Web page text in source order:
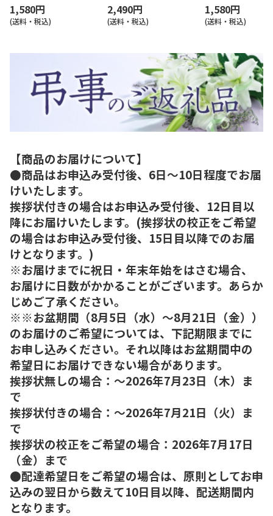
1,580円
(送料・税込)
2,490円
(送料・税込)
1,580円
(送料・税込)
【商品のお届けについて】
●商品はお申込み受付後、6日～10日程度でお届
けいたします。
挨拶状付きの場合はお申込み受付後、12日目以
降にお届けいたします。(挨拶状の校正をご希望
の場合はお申込み受付後、15日目以降でのお届
けとなります。)
※お届けまでに祝日・年末年始をはさむ場合、
お届けに日数がかかることがございます。あらか
じめご了承ください。
※※お盆期間（8月5日（水）～8月21日（金））
のお届けのご希望については、下記期限までに
お申し込みください。それ以降はお盆期間中の
希望日にお届けできない場合があります。
挨拶状無しの場合：～2026年7月23日（木）ま
で
挨拶状付きの場合：～2026年7月21日（火）ま
で
挨拶状の校正をご希望の場合：2026年7月17日
（金）まで
●配達希望日をご希望の場合は、原則としてお申
込みの翌日から数えて10日目以降、配送期間内
となります。